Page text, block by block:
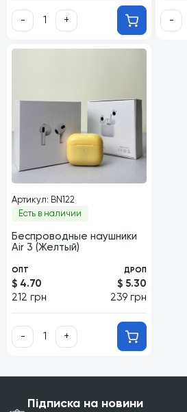
- + -
Артикул: BN122
Есть в наличии
Беспроводные наушники
Air 3 (Желтый)
ОПТ
$ 4.70
212 грн
ДРОП
$ 5.30
239 грн
- +
Підписка на новини